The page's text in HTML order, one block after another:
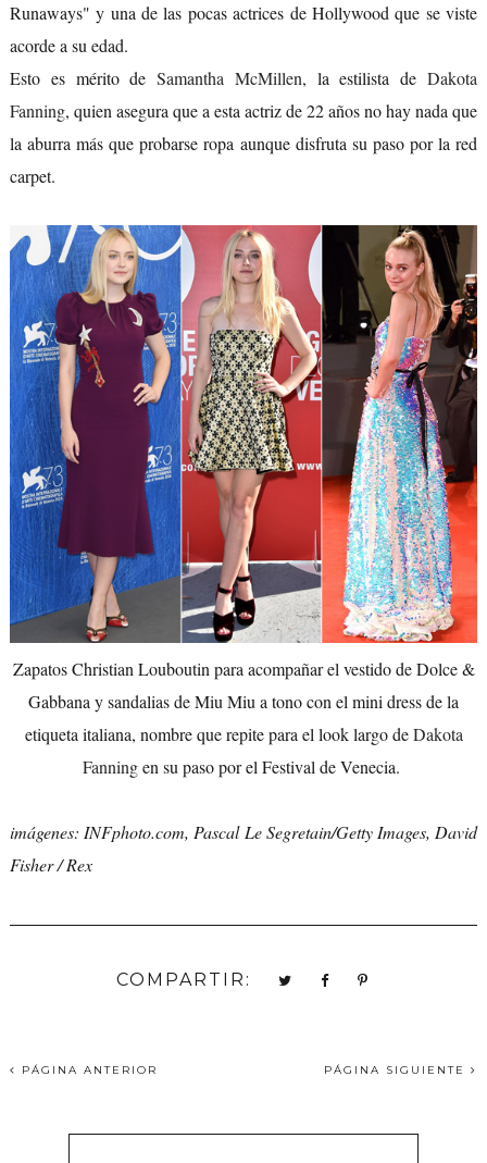
Runaways" y una de las pocas actrices de Hollywood que se viste
acorde a su edad.
Esto es mérito deSamantha McMillen, la estilista deDakota
Fanning, quien asegura que a esta actriz de 22 años no hay nada que
la aburra más que probarse ropa aunque disfruta su paso por la red
carpet.
Zapatos Christian Louboutin para acompañar el vestido de Dolce &
Gabbana y sandalias de Miu Miu a tono con el mini dress de la
etiqueta italiana, nombre que repite para el look largo deDakota
Fanningen su paso por el Festival de Venecia.
imágenes: INFphoto.com, Pascal Le Segretain/Getty Images, David
Fisher / Rex
COMPARTIR:
PÁGINA ANTERIOR PÁGINA SIGUIENTE